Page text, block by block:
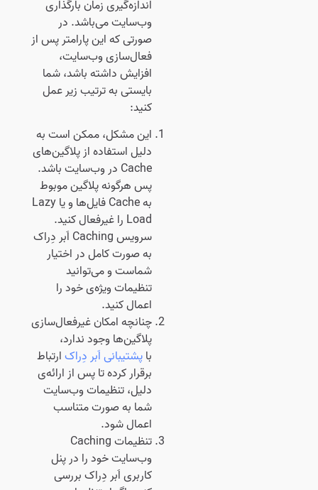
اندازه‌گیری زمان بارگذاری
وب‌سایت می‌باشد. در
صورتی که این پارامتر پس از
فعال‌سازی وب‌سایت،
افزایش داشته باشد، شما
بایستی به ترتیب زیر عمل
کنید:
این مشکل، ممکن است به
دلیل استفاده از پلاگین‌های
Cache در وب‌سایت باشد.
پس هرگونه پلاگین موبوط
به Cache فایل‌ها و یا Lazy
Load را غیرفعال کنید.
سرویس Caching اَبر دِراک
به صورت کامل در اختیار
شماست و می‌توانید
تنظیمات ویژه‌ی خود را
اعمال کنید.
چنانچه امکان غیرفعال‌سازی
پلاگین‌ها وجود ندارد،
باپشتیبانی اَبر دِراکارتباط
برقرار کرده تا پس از ارائه‌ی
دلیل، تنظیمات وب‌سایت
شما به صورت متناسب
اعمال شود.
تنظیمات Caching
وب‌سایت خود را در پنل
کاربری اَبر دِراک بررسی